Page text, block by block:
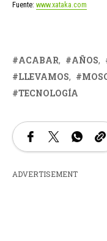
Fuente: www.xataka.com
ACABAR AÑOS
LLEVAMOS
TECNOLOGÍA
ADVERTISEMENT